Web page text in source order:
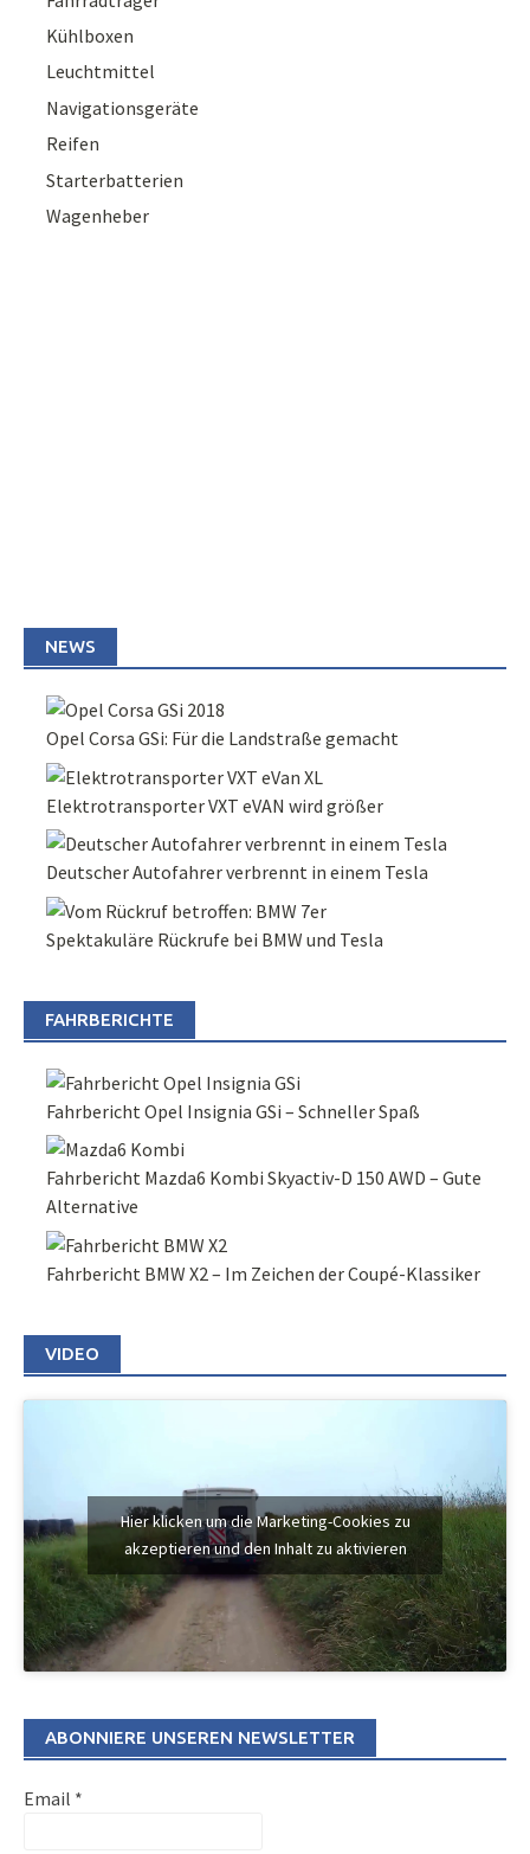
Kühlboxen
Leuchtmittel
Navigationsgeräte
Reifen
Starterbatterien
Wagenheber
NEWS
Opel Corsa GSi: Für die Landstraße gemacht
Elektrotransporter VXT eVAN wird größer
Deutscher Autofahrer verbrennt in einem Tesla
Spektakuläre Rückrufe bei BMW und Tesla
FAHRBERICHTE
Fahrbericht Opel Insignia GSi – Schneller Spaß
Fahrbericht Mazda6 Kombi Skyactiv-D 150 AWD – Gute
Alternative
Fahrbericht BMW X2 – Im Zeichen der Coupé-Klassiker
VIDEO
Hier klicken um die Marketing-Cookies zu
akzeptieren und den Inhalt zu aktivieren
ABONNIERE UNSEREN NEWSLETTER
Email *